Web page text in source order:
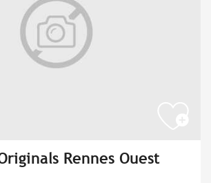
Rennes Ouest